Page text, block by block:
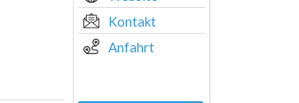
Kontakt
Anfahrt